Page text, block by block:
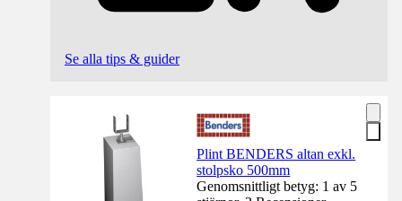
Se alla tips & guider
Plint BENDERS altan exkl.
stolpsko 500mm
Genomsnittligt betyg: 1 av 5